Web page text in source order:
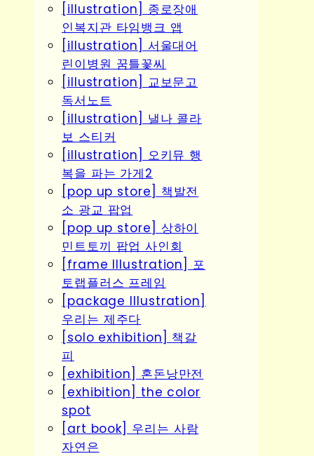
[illustration] 종로장애
인복지관 타임뱅크 앱
[illustration] 서울대어
린이병원 꿈틀꽃씨
[illustration] 교보문고
독서노트
[illustration] 낼나 콜라
보 스티커
[illustration] 오키뮤 행
복을 파는 가게2
[pop up store] 책발전
소 광교 팝업
[pop up store] 상하이
민트토끼 팝업 사인회
[frame Illustration] 포
토랩플러스 프레임
[package Illustration]
우리는 제주다
[solo exhibition] 책갈
피
[exhibition] 혼돈낭만전
[exhibition] the color
spot
[art book] 우리는 사람
자연은